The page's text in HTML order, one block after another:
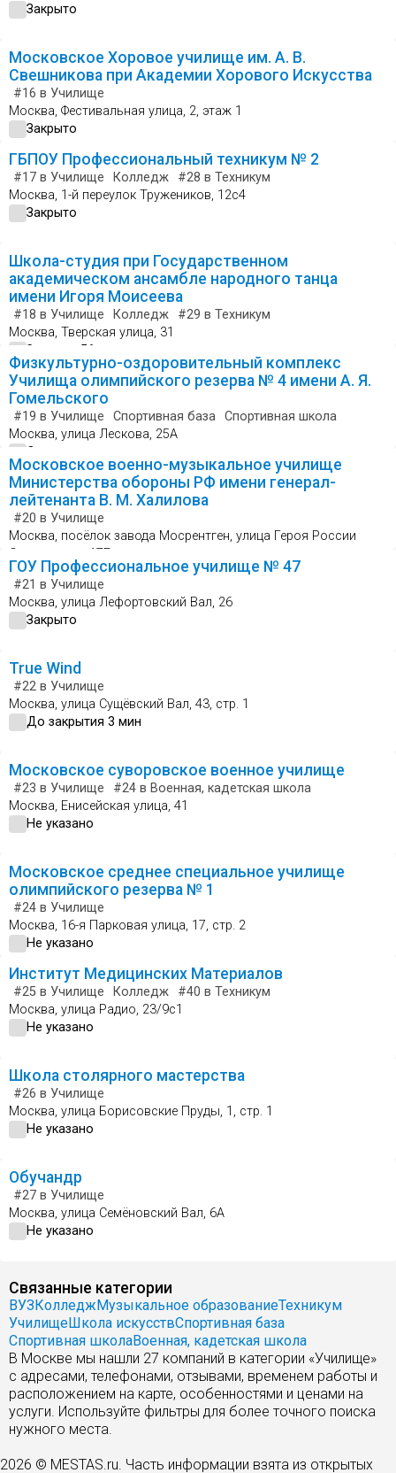
Закрыто
Московское Хоровое училище им. А. В.
Свешникова при Академии Хорового Искусства
#16 в Училище
Москва, Фестивальная улица, 2, этаж 1
Закрыто
ГБПОУ Профессиональный техникум № 2
#17 в Училище Колледж #28 в Техникум
Москва, 1-й переулок Тружеников, 12с4
Закрыто
Школа-студия при Государственном
академическом ансамбле народного танца
имени Игоря Моисеева
#18 в Училище Колледж #29 в Техникум
Москва, Тверская улица, 31
Закрыто 56 мин назад
Физкультурно-оздоровительный комплекс
Училища олимпийского резерва № 4 имени А. Я.
Гомельского
#19 в Училище Спортивная база Спортивная школа
Москва, улица Лескова, 25А
Открыто
Московское военно-музыкальное училище
Министерства обороны РФ имени генерал-
лейтенанта В. М. Халилова
#20 в Училище
Москва, посёлок завода Мосрентген, улица Героя России
Соломатина, 17Б
Закрыто
ГОУ Профессиональное училище № 47
#21 в Училище
Москва, улица Лефортовский Вал, 26
Закрыто
True Wind
#22 в Училище
Москва, улица Сущёвский Вал, 43, стр. 1
До закрытия 3 мин
Московское суворовское военное училище
#23 в Училище #24 в Военная, кадетская школа
Москва, Енисейская улица, 41
Не указано
Московское среднее специальное училище
олимпийского резерва № 1
#24 в Училище
Москва, 16-я Парковая улица, 17, стр. 2
Не указано
Институт Медицинских Материалов
#25 в Училище Колледж #40 в Техникум
Москва, улица Радио, 23/9с1
Не указано
Школа столярного мастерства
#26 в Училище
Москва, улица Борисовские Пруды, 1, стр. 1
Не указано
Обучандр
#27 в Училище
Москва, улица Семёновский Вал, 6А
Не указано
Связанные категории
ВУЗКолледжМузыкальное образованиеТехникум
УчилищеШкола искусствСпортивная база
Спортивная школаВоенная, кадетская школа
В Москве мы нашли 27 компаний в категории «Училище»
с адресами, телефонами, отзывами, временем работы и
расположением на карте, особенностями и ценами на
услуги. Используйте фильтры для более точного поиска
нужного места.
2026 © MESTAS.ru. Часть информации взята из открытых